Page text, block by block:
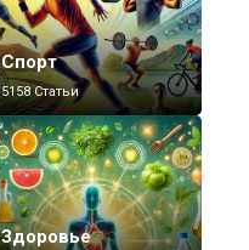
Спорт
5158 Статьи
Здоровье